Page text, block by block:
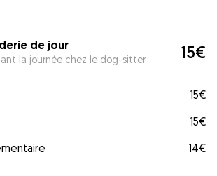
de jour
la journée chez le dog-sitter 15€
15€
15€
14€